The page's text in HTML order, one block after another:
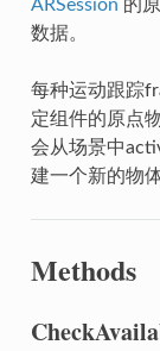
ARSession 的
数据。
每种运动跟踪
定组件的原点
会从场景中
建一个新的物体
Methods